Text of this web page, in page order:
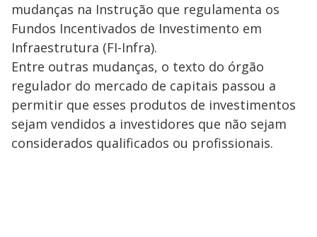
mudanças na Instrução que regulamenta os
Fundos Incentivados de Investimento em
Infraestrutura (FI-Infra).
Entre outras mudanças, o texto do órgão
regulador do mercado de capitais passou a
permitir que esses produtos de investimentos
sejam vendidos a investidores que não sejam
considerados qualificados ou profissionais.